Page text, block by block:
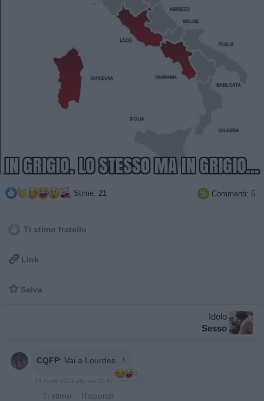
Stime: 21  Commenti: 5
Ti stimo fratello
 Link
 Salva
Idolo
Sesso
CQFP: Vai a Lourdes...!
2
14 Aprile 2023 alle ore 20:47
· Ti stimo · Rispondi